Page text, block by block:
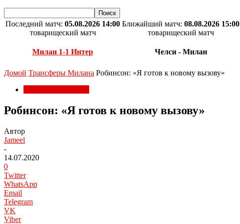
Последний матч: 05.08.2026 14:00
товарищеский матч
Милан 1-1 Интер
Ближайший матч: 08.08.2026 15:00
товарищеский матч
Челси - Милан
Домой Трансферы Милана Робинсон: «Я готов к новому вызову»
Робинсон: «Я готов к новому вызову»
Автор
Jameel
-
14.07.2020
0
Twitter
WhatsApp
Email
Telegram
VK
Viber